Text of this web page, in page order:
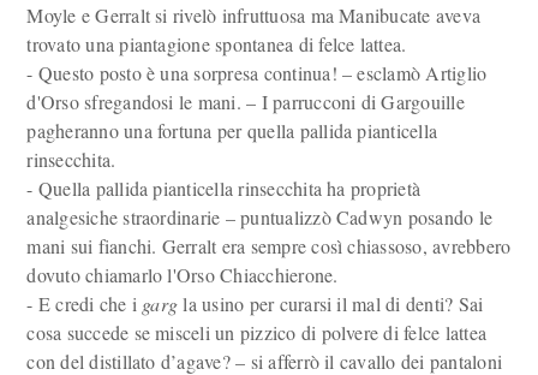
Moyle e Gerralt si rivelò infruttuosa ma Manibucate aveva
trovato una piantagione spontanea di felce lattea.
- Questo posto è una sorpresa continua! – esclamò Artiglio
d'Orso sfregandosi le mani. – I parrucconi di Gargouille
pagheranno una fortuna per quella pallida pianticella
rinsecchita.
- Quella pallida pianticella rinsecchita ha proprietà
analgesiche straordinarie – puntualizzò Cadwyn posando le
mani sui fianchi. Gerralt era sempre così chiassoso, avrebbero
dovuto chiamarlo l'Orso Chiacchierone.
- E credi che i gargla usino per curarsi il mal di denti? Sai
cosa succede se misceli un pizzico di polvere di felce lattea
con del distillato d’agave? – si afferrò il cavallo dei pantaloni